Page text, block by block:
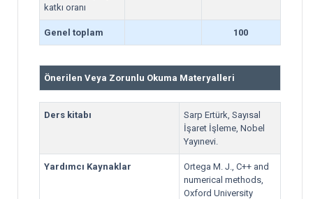
katkı oranı
Genel toplam 100
Önerilen Veya Zorunlu Okuma Materyalleri
Ders kitabı
Sarp Ertürk, Sayısal
İşaret İşleme, Nobel
Yayınevi.
Yardımcı Kaynaklar
Ortega M. J., C++ and
numerical methods,
Oxford University